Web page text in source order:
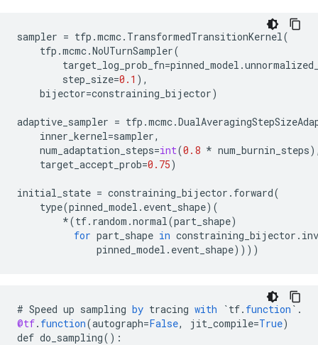
sampler = tfp .mcmc. TransformedTransitionKernel(
tfp .mcmc.NoUTurnSampler(
target_log_prob_fn=pinned_model .
step_size=0.1 ),
bijector=constraining_bijector)
adaptive_sampler = tfp .mcmc.
inner_kernel=sampler,
num_adaptation_steps=int(0.8 * num_burnin_steps
target_accept_prob=0.75)
initial_state = constraining_bijector . forward(
type(pinned_model . event_shape)(
*(tf. random .normal(part_shape)
for part_shape in constraining_bijector .
pinned_model . event_shape))))
# Speed up sampling by tracing with `tf. function ` .
@tf. function(autograph=False, jit_compile=True)
def do_sampling() :